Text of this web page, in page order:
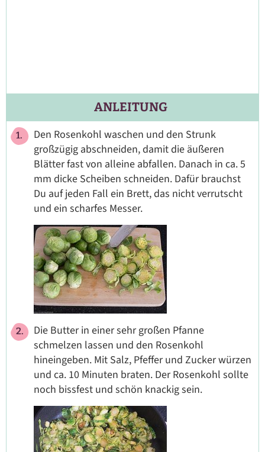
ANLEITUNG
Den Rosenkohl waschen und den Strunk
großzügig abschneiden, damit die äußeren
Blätter fast von alleine abfallen. Danach in ca. 5
mm dicke Scheiben schneiden. Dafür brauchst
Du auf jeden Fall ein Brett, das nicht verrutscht
und ein scharfes Messer.
Die Butter in einer sehr großen Pfanne
schmelzen lassen und den Rosenkohl
hineingeben. Mit Salz, Pfeffer und Zucker würzen
und ca. 10 Minuten braten. Der Rosenkohl sollte
noch bissfest und schön knackig sein.